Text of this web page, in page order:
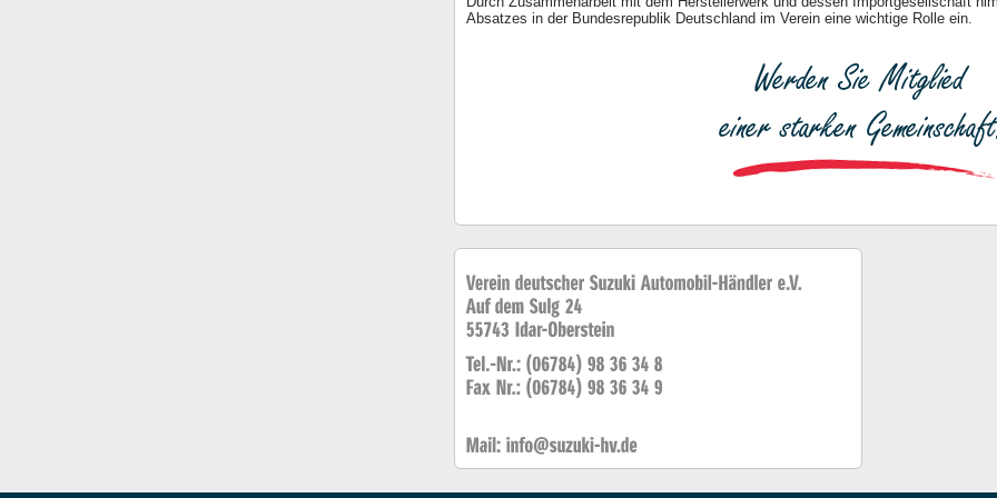
Absatzes in der Bundesrepublik Deutschland im Verein eine wichtige Rolle ein.